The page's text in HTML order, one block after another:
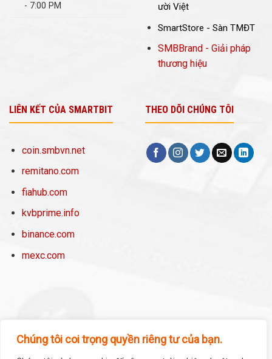
Chúng tôi coi trọng quyền riêng tư của bạn.
- 7:00 PM
ười Việt
SmartStore - Sàn TMĐT
SMBBrand - Giải pháp
thương hiệu
LIÊN KẾT CỦA SMARTBIT
coin.smbvn.net
remitano.com
fiahub.com
kvbprime.info
binance.com
mexc.com
THEO DÕI CHÚNG TÔI